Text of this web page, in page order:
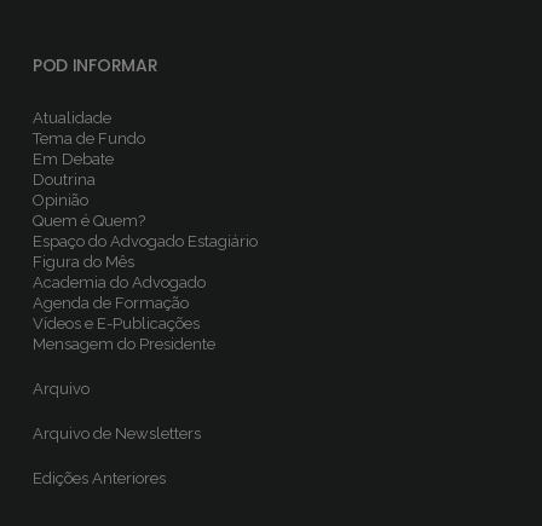
POD INFORMAR
Atualidade
Tema de Fundo
Em Debate
Doutrina
Opinião
Quem é Quem?
Espaço do Advogado Estagiário
Figura do Mês
Academia do Advogado
Agenda de Formação
Vídeos e E-Publicações
Mensagem do Presidente
Arquivo
Arquivo de Newsletters
Edições Anteriores